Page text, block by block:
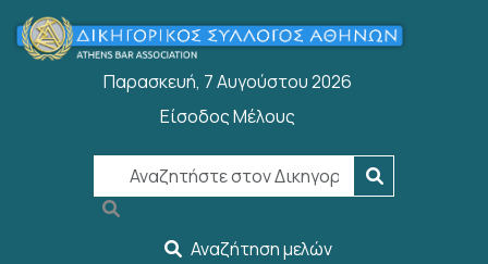
Παράκαμψη προς το κυρίως περιεχόμενο
Παρασκευή, 7 Αυγούστου 2026
User account menu
Είσοδος Μέλους
Αναζήτηση μελών